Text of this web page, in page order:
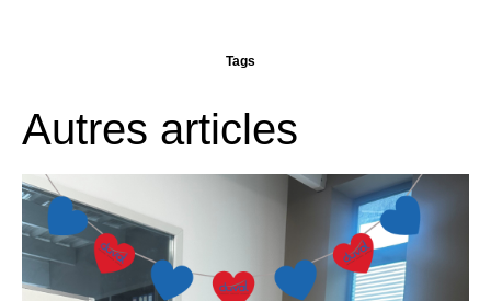
Tags
Autres articles